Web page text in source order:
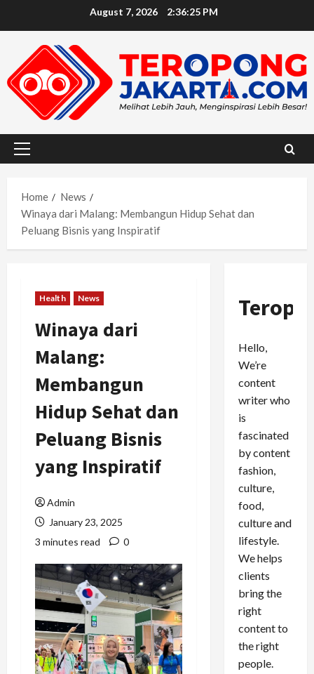
August 7, 2026 2:36:27 PM
Primary
Home
News
Winaya dari Malang: Membangun Hidup Sehat dan
Peluang Bisnis yang Inspiratif
Health News
Winaya dari
Malang:
Membangun
Hidup Sehat dan
Peluang Bisnis
yang Inspiratif
Admin
January 23, 2025
3 minutes read
0
Hello,
We’re
content
writer who
is
fascinated
by content
fashion,
culture,
food,
culture and
lifestyle.
We helps
clients
bring the
right
content to
the right
people.